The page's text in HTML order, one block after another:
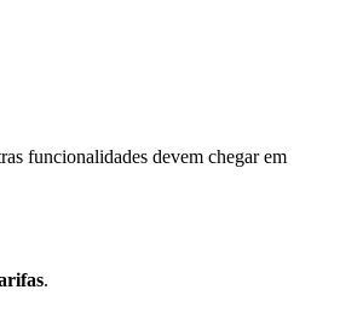
funcionalidades devem chegar em
.